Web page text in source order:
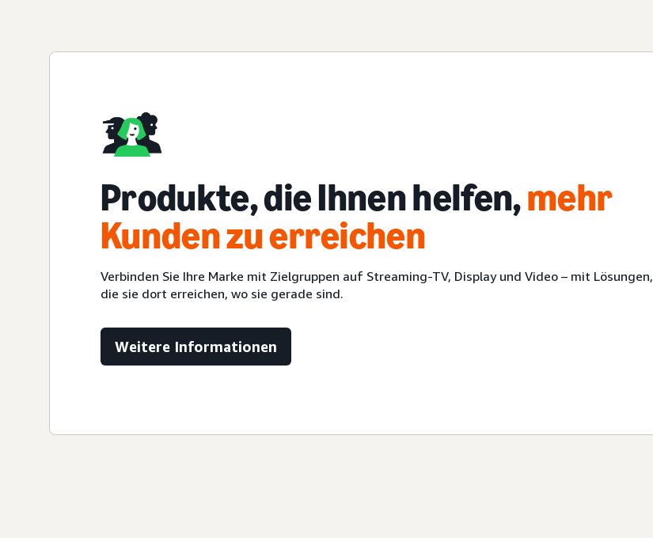
Produkte, die Ihnen helfen,mehr
Kunden zu erreichen
Verbinden Sie Ihre Marke mit Zielgruppen auf Streaming-TV, Display und Video – mit Lösungen,
die sie dort erreichen, wo sie gerade sind.
Weitere Informationen